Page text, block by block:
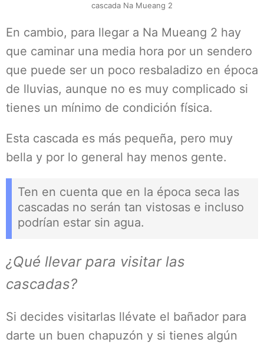
cascada Na Mueang 2
En cambio, para llegar a Na Mueang 2 hay
que caminar una media hora por un sendero
que puede ser un poco resbaladizo en época
de lluvias, aunque no es muy complicado si
tienes un mínimo de condición física.
Esta cascada es más pequeña, pero muy
bella y por lo general hay menos gente.
Ten en cuenta que en la época seca las
cascadas no serán tan vistosas e incluso
podrían estar sin agua.
¿Qué llevar para visitar las
cascadas?
Si decides visitarlas llévate el bañador para
darte un buen chapuzón y si tienes algún